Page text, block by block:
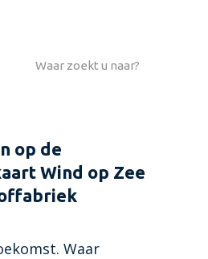
op de
Wind op Zee
Waar